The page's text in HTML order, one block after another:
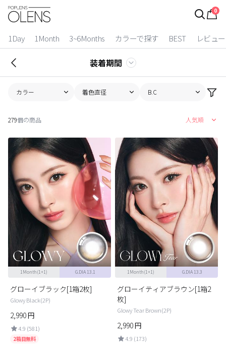
0
1Day 1Month 3~6Months カラーで探す BEST レビュー
ログイン
カラコン比較
今月限定特典
ベスト
カラコン
装着期間
2 Weeks
1 Month
3~6 Months
よりどりキット
カラー
ブラウン
チョコ
グレー
ブラック
グリーン
ブルー
ピンク
透明
乱視用
ハロウィンカラコン
装着期間
カラー 着色直径 B.C
279個の商品 人気順
1Month(1+1) G.DIA 13.1
グローイブラック[1箱2枚]
Glowy Black(2P)
2,990円
4.9 (581)
2箱目無料
1Month(1+1) G.DIA 13.3
グローイティアブラウン[1箱2
枚]
Glowy Tear Brown(2P)
2,990円
4.9 (173)